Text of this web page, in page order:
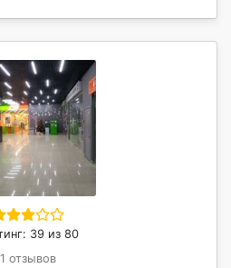
39 из 80
1 отзывов